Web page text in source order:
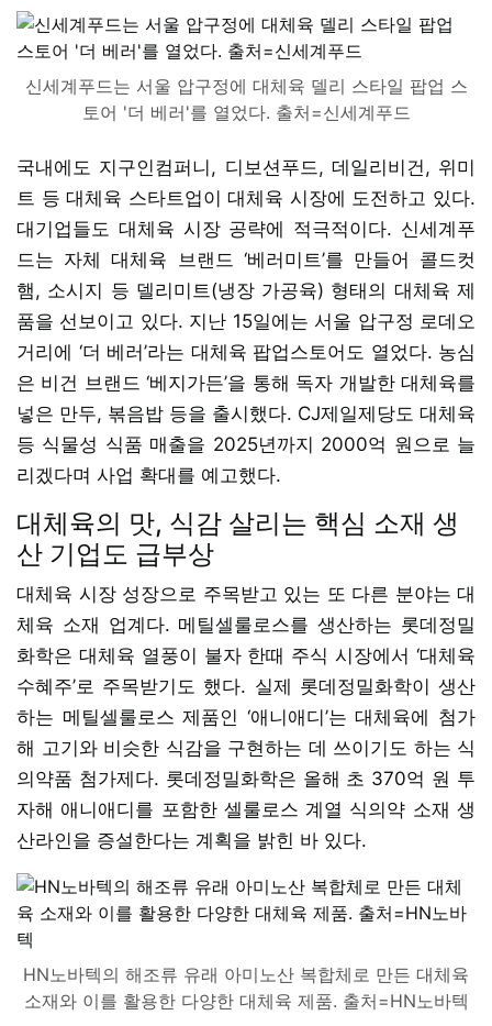
신세계푸드는 서울 압구정에 대체육 델리 스타일 팝업 스
토어 '더 베러'를 열었다. 출처=신세계푸드
국내에도 지구인컴퍼니, 디보션푸드, 데일리비건, 위미
트 등 대체육 스타트업이 대체육 시장에 도전하고 있다.
대기업들도 대체육 시장 공략에 적극적이다. 신세계푸
드는 자체 대체육 브랜드 ‘베러미트’를 만들어 콜드컷
햄, 소시지 등 델리미트(냉장 가공육) 형태의 대체육 제
품을 선보이고 있다. 지난 15일에는 서울 압구정 로데오
거리에 ‘더 베러’라는 대체육 팝업스토어도 열었다. 농심
은 비건 브랜드 ‘베지가든’을 통해 독자 개발한 대체육를
넣은 만두, 볶음밥 등을 출시했다. CJ제일제당도 대체육
등 식물성 식품 매출을 2025년까지 2000억 원으로 늘
리겠다며 사업 확대를 예고했다.
대체육의 맛, 식감 살리는 핵심 소재 생
산 기업도 급부상
대체육 시장 성장으로 주목받고 있는 또 다른 분야는 대
체육 소재 업계다. 메틸셀룰로스를 생산하는 롯데정밀
화학은 대체육 열풍이 불자 한때 주식 시장에서 ‘대체육
수혜주’로 주목받기도 했다. 실제 롯데정밀화학이 생산
하는 메틸셀룰로스 제품인 ‘애니애디’는 대체육에 첨가
해 고기와 비슷한 식감을 구현하는 데 쓰이기도 하는 식
의약품 첨가제다. 롯데정밀화학은 올해 초 370억 원 투
자해 애니애디를 포함한 셀룰로스 계열 식의약 소재 생
산라인을 증설한다는 계획을 밝힌 바 있다.
HN노바텍의 해조류 유래 아미노산 복합체로 만든 대체육
소재와 이를 활용한 다양한 대체육 제품. 출처=HN노바텍